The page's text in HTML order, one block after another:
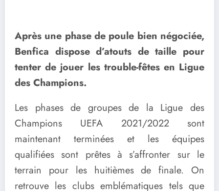
Après une phase de poule bien négociée,
Benfica dispose d’atouts de taille pour
tenter de jouer les trouble-fêtes en Ligue
des Champions.
Les phases de groupes de la Ligue des
Champions UEFA 2021/2022 sont
maintenant terminées et les équipes
qualifiées sont prêtes à s’affronter sur le
terrain pour les huitièmes de finale. On
retrouve les clubs emblématiques tels que